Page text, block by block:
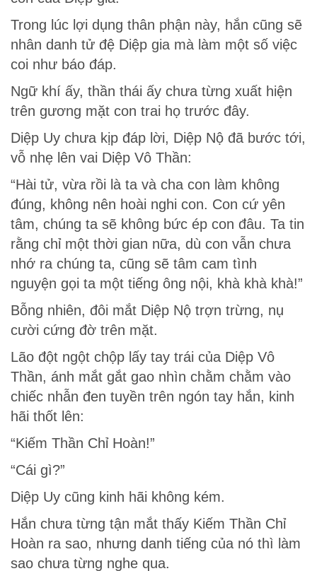
Trong lúc lợi dụng thân phận này, hắn cũng sẽ
nhân danh tử đệ Diệp gia mà làm một số việc
coi như báo đáp.
Ngữ khí ấy, thần thái ấy chưa từng xuất hiện
trên gương mặt con trai họ trước đây.
Diệp Uy chưa kịp đáp lời, Diệp Nộ đã bước tới,
vỗ nhẹ lên vai Diệp Vô Thần:
“Hài tử, vừa rồi là ta và cha con làm không
đúng, không nên hoài nghi con. Con cứ yên
tâm, chúng ta sẽ không bức ép con đâu. Ta tin
rằng chỉ một thời gian nữa, dù con vẫn chưa
nhớ ra chúng ta, cũng sẽ tâm cam tình
nguyện gọi ta một tiếng ông nội, khà khà khà!”
Bỗng nhiên, đôi mắt Diệp Nộ trợn trừng, nụ
cười cứng đờ trên mặt.
Lão đột ngột chộp lấy tay trái của Diệp Vô
Thần, ánh mắt gắt gao nhìn chằm chằm vào
chiếc nhẫn đen tuyền trên ngón tay hắn, kinh
hãi thốt lên:
“Kiếm Thần Chỉ Hoàn!”
“Cái gì?”
Diệp Uy cũng kinh hãi không kém.
Hắn chưa từng tận mắt thấy Kiếm Thần Chỉ
Hoàn ra sao, nhưng danh tiếng của nó thì làm
sao chưa từng nghe qua.